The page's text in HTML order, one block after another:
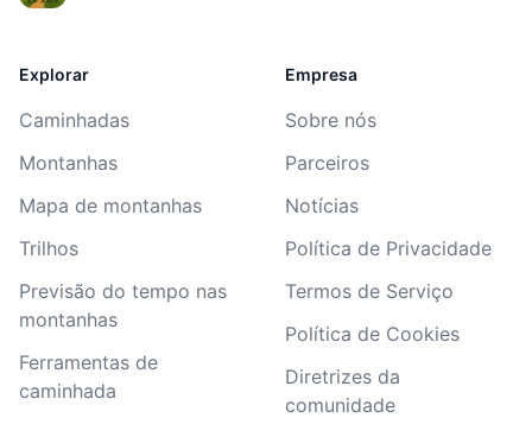
Explorar
Caminhadas
Montanhas
Mapa de montanhas
Trilhos
Previsão do tempo nas
montanhas
Ferramentas de
caminhada
Empresa
Sobre nós
Parceiros
Notícias
Política de Privacidade
Termos de Serviço
Política de Cookies
Diretrizes da
comunidade